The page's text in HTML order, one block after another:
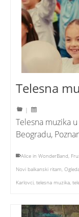
Telesna
|
Telesna muzika
Beogradu,
Alice in WonderBand,
Novi balkanski ritam,
Karlovci, telesna muzika,